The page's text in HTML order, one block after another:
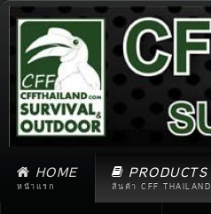
HOME
หน้าแรก
PRODUCTS
สินค้า CFF THAILAND